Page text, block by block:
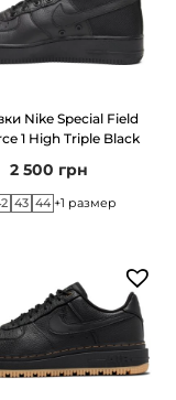
Nike Special Field
1 High Triple Black
2 500 грн
43 44 +1 размер